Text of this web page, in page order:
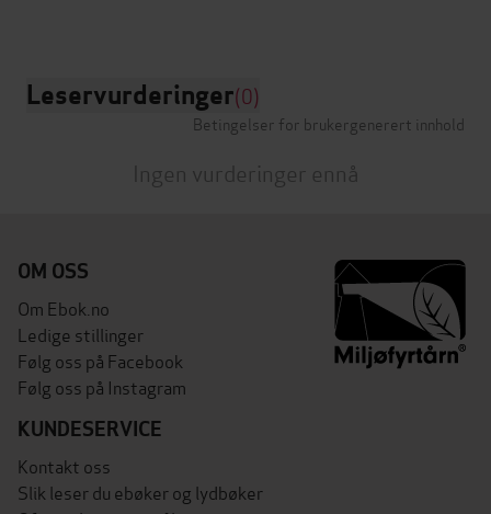
Leservurderinger(0)
Betingelser for brukergenerert innhold
Ingen vurderinger ennå
OM OSS
Om Ebok.no
Ledige stillinger
Følg oss på Facebook
Følg oss på Instagram
KUNDESERVICE
Kontakt oss
Slik leser du ebøker og lydbøker